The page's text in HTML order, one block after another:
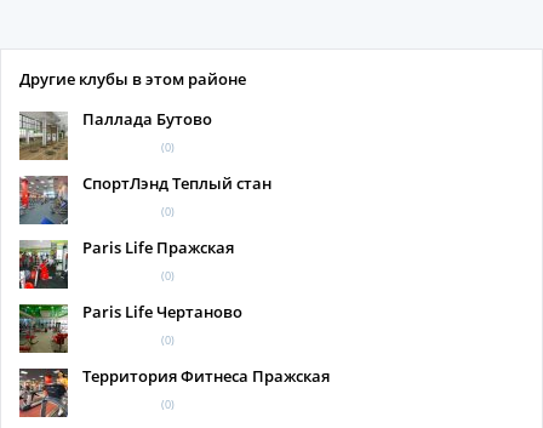
Другие клубы в этом районе
Паллада Бутово
(0)
СпортЛэнд Теплый стан
(0)
Paris Life Пражская
(0)
Paris Life Чертаново
(0)
Территория Фитнеса Пражская
(0)